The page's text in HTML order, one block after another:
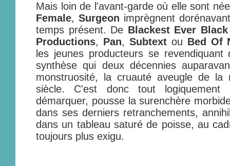
Mais loin de l'avant-garde où elle sont
Female, Surgeon imprègnent
temps présent. De Blackest Ever Black
Productions, Pan, Subtextou Bed Of
les jeunes producteurs se
synthèse qui deux décennies
monstruosité, la cruauté aveugle de la
siècle. C'est donc tout
démarquer, pousse la surenchère
dans ses derniers retranchements,
dans un tableau saturé de poisse, au
toujours plus exigu.